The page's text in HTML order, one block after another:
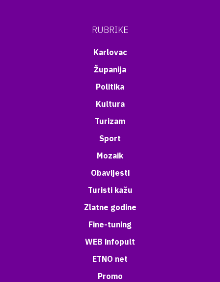
RUBRIKE
Karlovac
Županija
Politika
Kultura
Turizam
Sport
Mozaik
Obavijesti
Turisti kažu
Zlatne godine
Fine-tuning
WEB infopult
ETNO net
Promo